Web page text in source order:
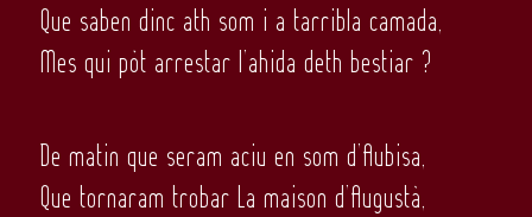
Que saben dinc ath som i a tarribla camada,
Mes qui pòt arrestar l’ahida deth bestiar ?
De matin que seram aciu en som d’Aubisa,
Que tornaram trobar La maison d’Augustà,